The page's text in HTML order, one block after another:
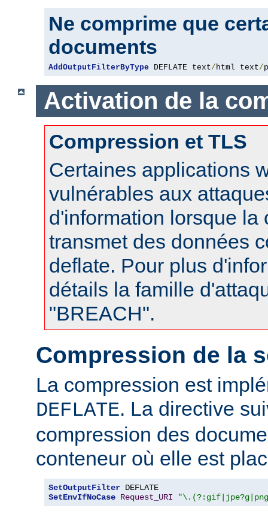
Ne comprime que
documents
AddOutputFilterByType DEFLATE text/html text/
Activation de la
Compression et TLS
Certaines applications
vulnérables aux
d'information lorsque la
transmet des données
deflate. Pour plus
détails la famille
"BREACH".
Compression de la
La compression est
DEFLATE. La directive
compression des
conteneur où elle est
SetOutputFilter
SetEnvIfNoCase Request_URI